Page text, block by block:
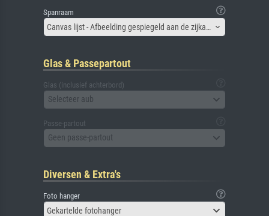
Spanraam
Canvas lijst - Afbeelding gespiegeld aan de zijkant
Glas & Passepartout
Glas (inclusief achterbord)
Selecteer aub
Passe-partout
Geen passe-partout
Diversen & Extra's
Foto hanger
Gekartelde fotohanger